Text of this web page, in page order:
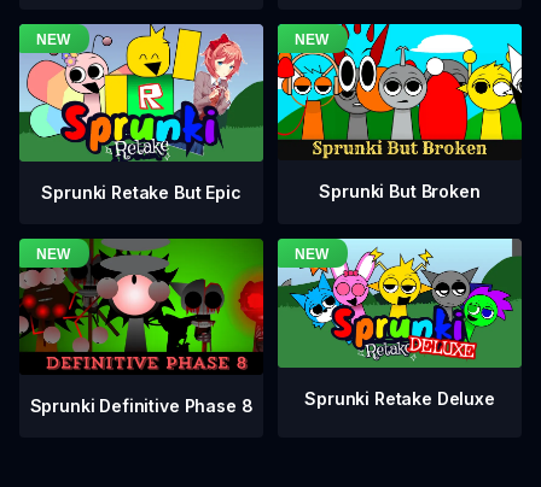
Sprunki Retake But Epic Sprunki But Broken
Sprunki Definitive Phase 8 Sprunki Retake Deluxe